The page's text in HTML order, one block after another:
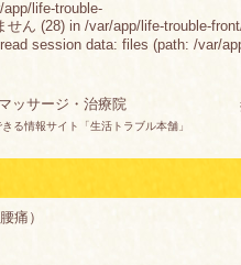
life-trouble-
ん (28) in /var/app/life-trouble-
session data: files (path: /var/
ッサージ・治療院
る情報サイト「生活トラブル本舗」
痛）